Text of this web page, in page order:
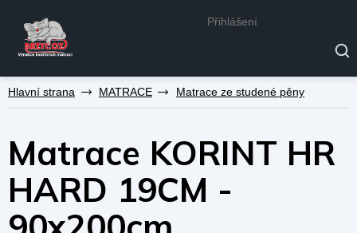
na
Přihlášení
MATRACE Matrace ze studené pěny
Matrace KORINT HR
HARD 19CM -